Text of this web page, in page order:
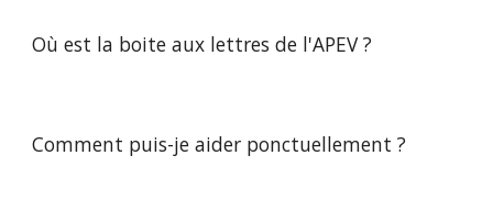
Oùest la boite aux lettres de l'APEV?
Comment puis-je aider ponctuellement?